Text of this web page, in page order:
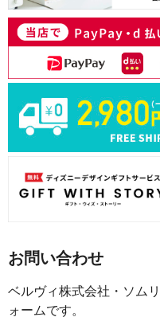
お問い合わせ
ベルヴィ株式会社・ソム
ォームです。